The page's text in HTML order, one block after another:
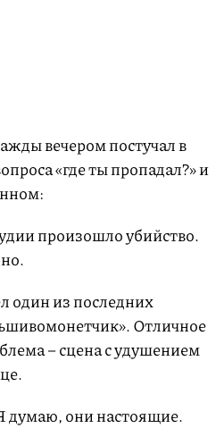
вечером постучал в
«где ты пропадал?» и
произошло убийство.
один из последних
Отличное
– сцена с удушением
думаю, они настоящие.